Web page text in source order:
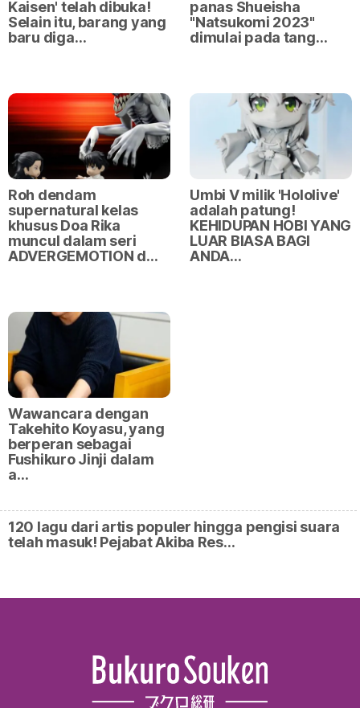
Kaisen' telah dibuka!
Selain itu, barang yang
baru diga…
panas Shueisha
"Natsukomi 2023"
dimulai pada tang…
Roh dendam
supernatural kelas
khusus Doa Rika
muncul dalam seri
ADVERGEMOTION d…
Umbi V milik 'Hololive'
adalah patung!
KEHIDUPAN HOBI YANG
LUAR BIASA BAGI
ANDA…
Wawancara dengan
Takehito Koyasu, yang
berperan sebagai
Fushikuro Jinji dalam
a…
120 lagu dari artis populer hingga pengisi suara
telah masuk! Pejabat Akiba Res…